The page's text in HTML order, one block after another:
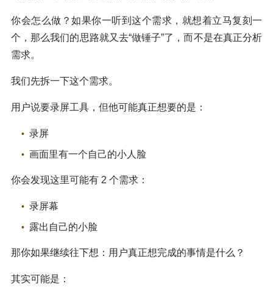
你会怎么做？如果你一听到这个需求，就想着立马复刻一
个，那么我们的思路就又去“做锤子”了，而不是在真正分析
需求。
我们先拆一下这个需求。
用户说要录屏工具，但他可能真正想要的是：
录屏
画面里有一个自己的小人脸
你会发现这里可能有 2 个需求：
录屏幕
露出自己的小脸
那你如果继续往下想：用户真正想完成的事情是什么？
其实可能是：